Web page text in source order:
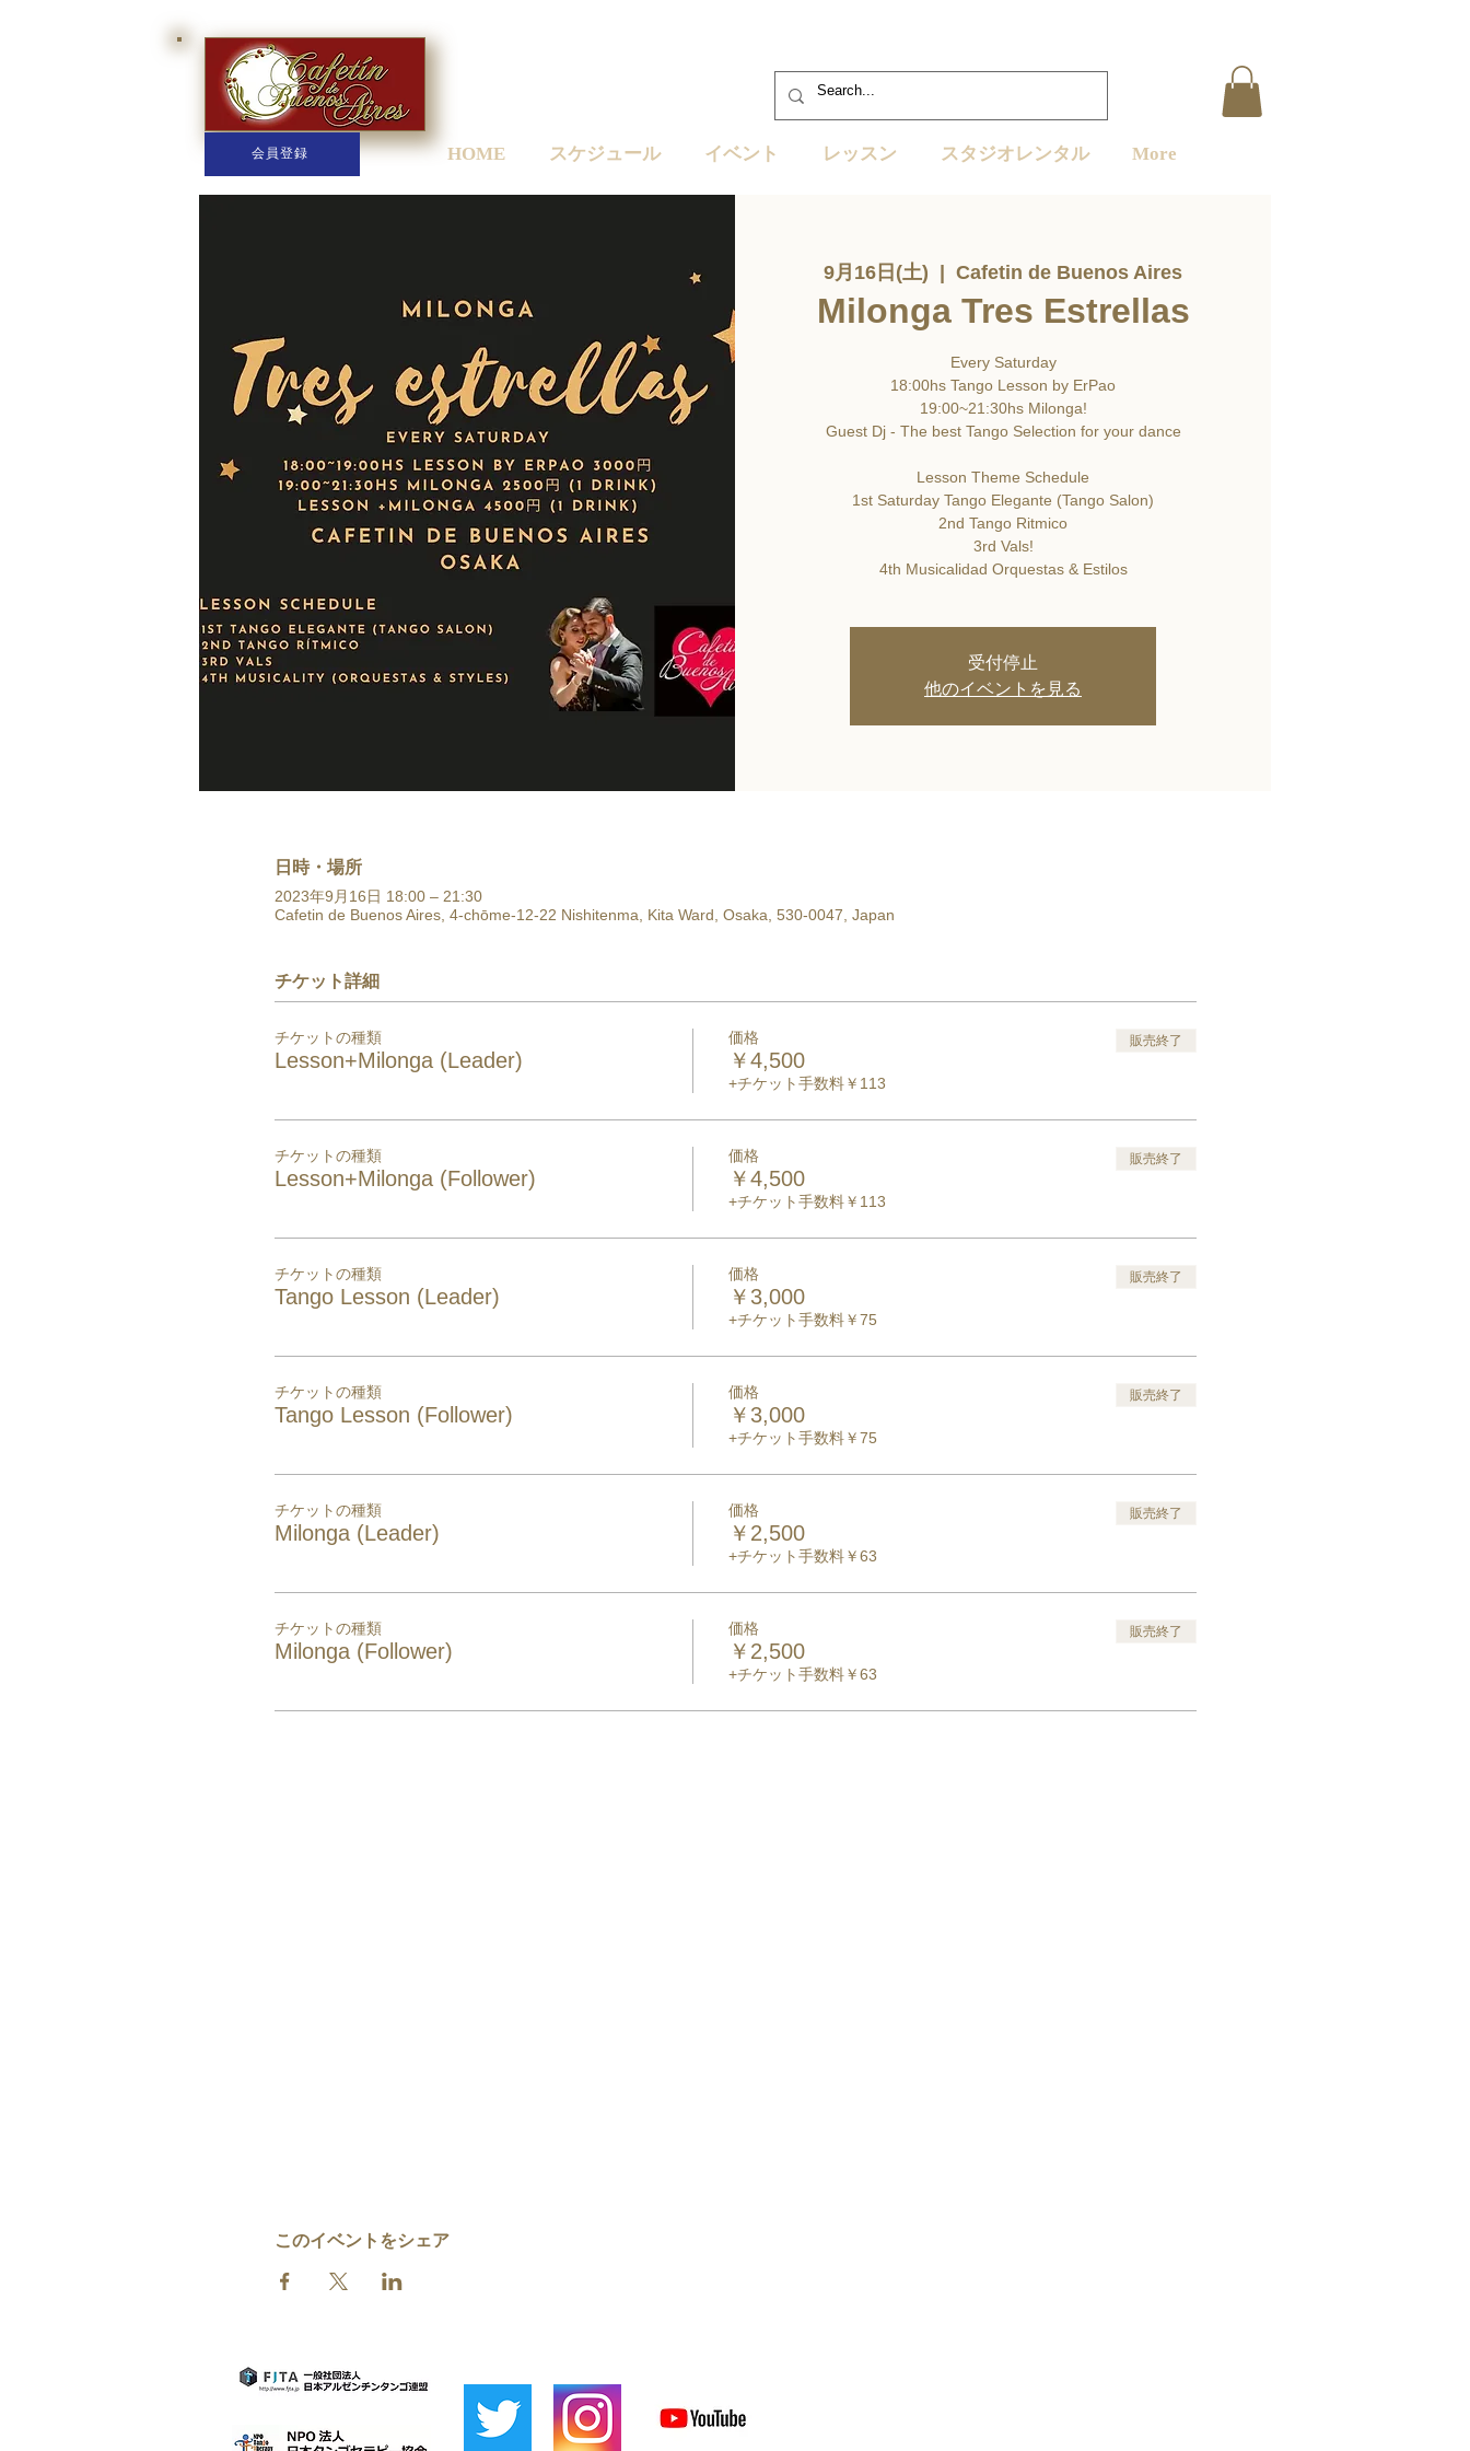
会員登録 HOME スケジュール イベント レッスン スタジオレンタル More
9月16日(土)
  |
Cafetin de Buenos Aires
Milonga Tres Estrellas
Every Saturday
18:00hs Tango Lesson by ErPao
19:00~21:30hs Milonga!
Guest Dj - The best Tango Selection for your dance
Lesson Theme Schedule
1st Saturday Tango Elegante (Tango Salon)
2nd Tango Ritmico
3rd Vals!
4th Musicalidad Orquestas & Estilos
受付停止
他のイベントを見る
日時・場所
2023年9月16日 18:00 – 21:30
Cafetin de Buenos Aires, 4-chōme-12-22 Nishitenma, Kita Ward, Osaka, 530-0047, Japan
チケット詳細
チケットの種類
Lesson+Milonga (Leader)
価格
￥4,500
+チケット手数料￥113
販売終了
チケットの種類
Lesson+Milonga (Follower)
価格
￥4,500
+チケット手数料￥113
販売終了
チケットの種類
Tango Lesson (Leader)
価格
￥3,000
+チケット手数料￥75
販売終了
チケットの種類
Tango Lesson (Follower)
価格
￥3,000
+チケット手数料￥75
販売終了
チケットの種類
Milonga (Leader)
価格
￥2,500
+チケット手数料￥63
販売終了
チケットの種類
Milonga (Follower)
価格
￥2,500
+チケット手数料￥63
販売終了
このイベントをシェア